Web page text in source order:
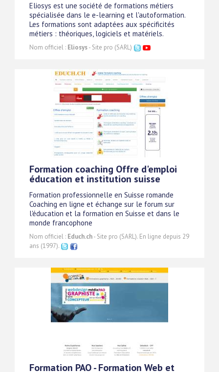
Eliosys est une société de formations métiers
spécialisée dans le e-learning et l'autoformation.
Les formations sont adaptées aux spécificités
métiers : théoriques, logiciels et matériels.
Nom officiel : Eliosys- Site pro (SARL)
Formation coaching Offre d'emploi
éducation et institution suisse
Formation professionnelle en Suisse romande
Coaching en ligne et échange sur le forum sur
l'éducation et la formation en Suisse et dans le
monde francophone
Nom officiel : Educh.ch- Site pro (SARL). En ligne depuis 29
ans (1997).
Formation PAO - Formation Web et